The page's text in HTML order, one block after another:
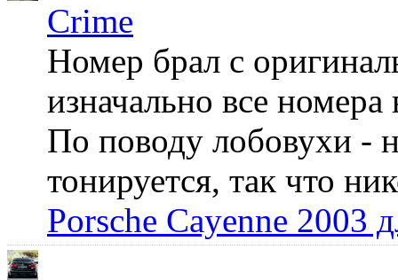
Crime
Номер брал с
изначально все
По поводу лобовухи -
тонируется, так что
Porsche Cayenne 2003